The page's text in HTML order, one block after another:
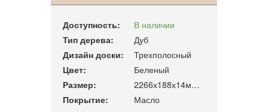
Доступность:
В наличии
Тип дерева:
Дуб
Дизайн доски:
Трехполосный
Цвет:
Беленый
Размер:
2266х188х14мм. 3.41м2/уп
Покрытие:
Масло